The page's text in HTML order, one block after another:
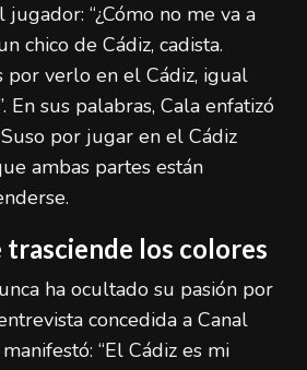
“¿Cómo no me va a
chico de Cádiz, cadista.
por verlo en el Cádiz, igual
En sus palabras, Cala enfatizó
por jugar en el Cádiz
ambas partes están
trasciende los colores
ha ocultado su pasión por
concedida a Canal
“El Cádiz es mi